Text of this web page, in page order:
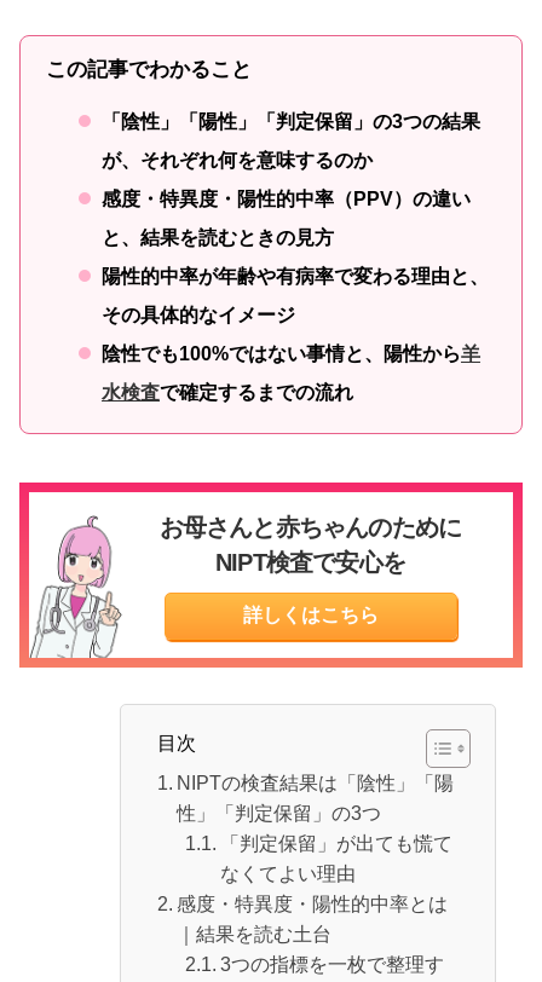
この記事でわかること
「陰性」「陽性」「判定保留」の3つの結果
が、それぞれ何を意味するのか
感度・特異度・陽性的中率（PPV）の違い
と、結果を読むときの見方
陽性的中率が年齢や有病率で変わる理由と、
その具体的なイメージ
陰性でも100%ではない事情と、陽性から羊
水検査で確定するまでの流れ
お母さんと赤ちゃんのために
NIPT検査で安心を
詳しくはこちら
目次
NIPTの検査結果は「陰性」「陽
性」「判定保留」の3つ
「判定保留」が出ても慌て
なくてよい理由
感度・特異度・陽性的中率とは
｜結果を読む土台
3つの指標を一枚で整理す